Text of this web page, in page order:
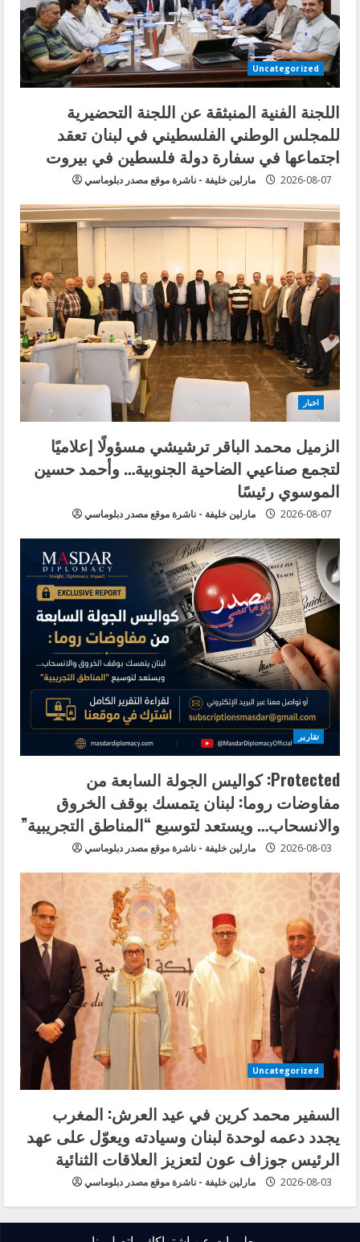
Uncategorized
اللجنة الفنية المنبثقة عن اللجنة التحضيرية
للمجلس الوطني الفلسطيني في لبنان تعقد
اجتماعها في سفارة دولة فلسطين في بيروت
مارلين خليفة - ناشرة موقع مصدر دبلوماسي 2026-08-07
اخبار
الزميل محمد الباقر ترشيشي مسؤولًا إعلاميًا
لتجمع صناعيي الضاحية الجنوبية… وأحمد حسين
الموسوي رئيسًا
مارلين خليفة - ناشرة موقع مصدر دبلوماسي 2026-08-07
تقارير
Protected: كواليس الجولة السابعة من
مفاوضات روما: لبنان يتمسك بوقف الخروق
والانسحاب… ويستعد لتوسيع “المناطق التجريبية”
مارلين خليفة - ناشرة موقع مصدر دبلوماسي 2026-08-03
Uncategorized
السفير محمد كرين في عيد العرش: المغرب
يجدد دعمه لوحدة لبنان وسيادته ويعوّل على عهد
الرئيس جوزاف عون لتعزيز العلاقات الثنائية
مارلين خليفة - ناشرة موقع مصدر دبلوماسي 2026-08-03